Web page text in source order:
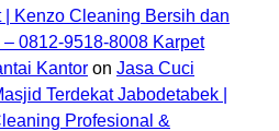
| Kenzo Cleaning Bersih dan
0812-9518-8008 Karpet
Kantor on Jasa Cuci
Terdekat Jabodetabek |
Profesional &